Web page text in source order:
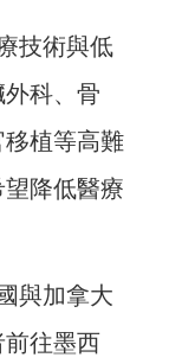
技術與低
科、骨
植等高難
降低醫療
與加拿大
往墨西